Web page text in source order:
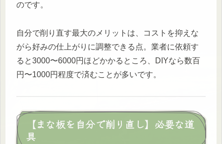
のです。
自分で削り直す最大のメリットは、コストを抑えな
がら好みの仕上がりに調整できる点。業者に依頼す
ると3000〜6000円ほどかかるところ、DIYなら数百
円〜1000円程度で済むことが多いです。
【まな板を自分で削り直し】必要な道
具